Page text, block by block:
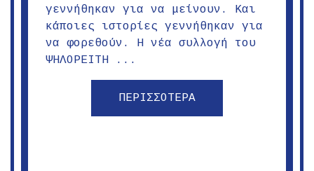
γεννήθηκαν για να μείνουν. Και
κάποιες ιστορίες γεννήθηκαν για
να φορεθούν. Η νέα συλλογή του
ΨΗΛΟΡΕΙΤΗ ...
ΠΕΡΙΣΣΟΤΕΡΑ